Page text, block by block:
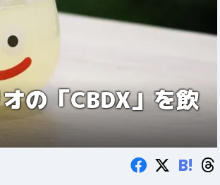
の「CBDX」を飲
B!